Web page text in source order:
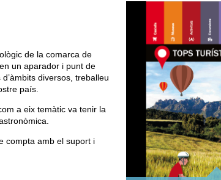
de la comarca de
un aparador i punt de
diversos, treballeu
país.
a eix temàtic va tenir la
compta amb el suport i